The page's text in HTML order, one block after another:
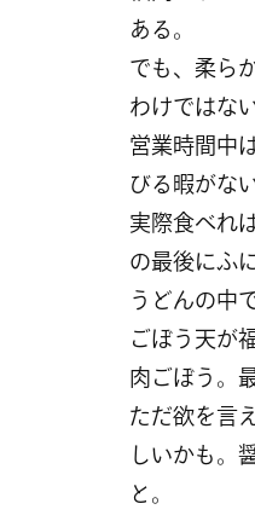
ある。
でも、柔ら
わけではな
営業時間中
びる暇がな
実際食べれ
の最後にふ
うどんの中
ごぼう天が
肉ごぼう。
ただ欲を言
しいかも。
と。